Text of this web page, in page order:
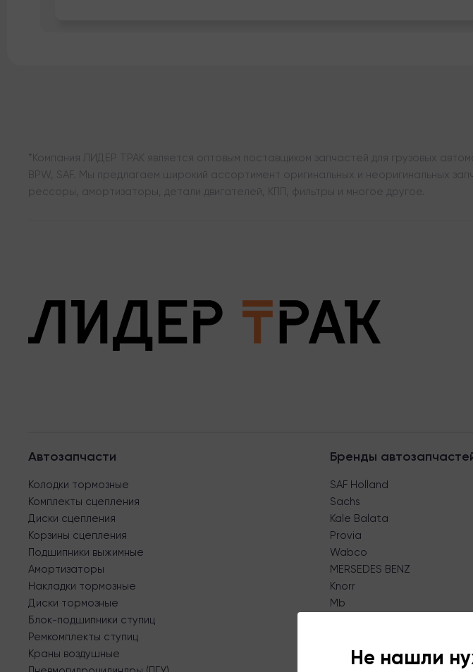
Не нашли
*Компания ЛИДЕР ТРАК является оптовым поставщиком запчастей для грузовых
BPW, SAF. Мы предлагаем широкий ассортимент оригинальных и неоригинальных
рессоры, амортизаторы, детали двигателей, КПП, фильтры и многое другое.
Автозапчасти
Колодки тормозные
Комплекты сцепления
Диски сцепления
Корзины сцепления
Подшипники выжимные
Амортизаторы
Накладки тормозные
Диски тормозные
Блок-подшипники ступиц
Ремкомплекты ступиц
Краны воздушные
Бренды
SAF Holland
Sachs
Kale Balata
Provia
Wabco
MERSEDES BENZ
Knorr
Mb